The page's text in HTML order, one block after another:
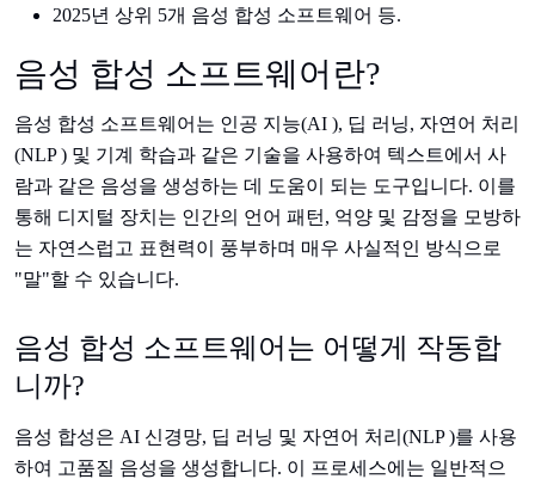
2025년 상위 5개 음성 합성 소프트웨어 등.
음성 합성 소프트웨어란?
음성 합성 소프트웨어는 인공 지능(AI ), 딥 러닝, 자연어 처리
(NLP ) 및 기계 학습과 같은 기술을 사용하여 텍스트에서 사
람과 같은 음성을 생성하는 데 도움이 되는 도구입니다. 이를
통해 디지털 장치는 인간의 언어 패턴, 억양 및 감정을 모방하
는 자연스럽고 표현력이 풍부하며 매우 사실적인 방식으로
"말"할 수 있습니다.
음성 합성 소프트웨어는 어떻게 작동합
니까?
음성 합성은 AI 신경망, 딥 러닝 및 자연어 처리(NLP )를 사용
하여 고품질 음성을 생성합니다. 이 프로세스에는 일반적으